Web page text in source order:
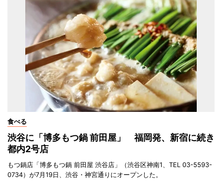
食べる
渋谷に「博多もつ鍋 前田屋」 福岡発、新宿に続き
都内2号店
もつ鍋店「博多もつ鍋 前田屋 渋谷店」（渋谷区神南1、TEL 03-5593-
0734）が7月19日、渋谷・神宮通りにオープンした。